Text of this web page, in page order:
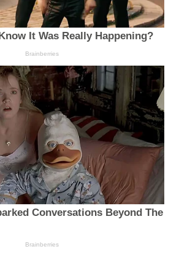
It Was Really Happening?
Brainberries
Conversations Beyond The
Brainberries